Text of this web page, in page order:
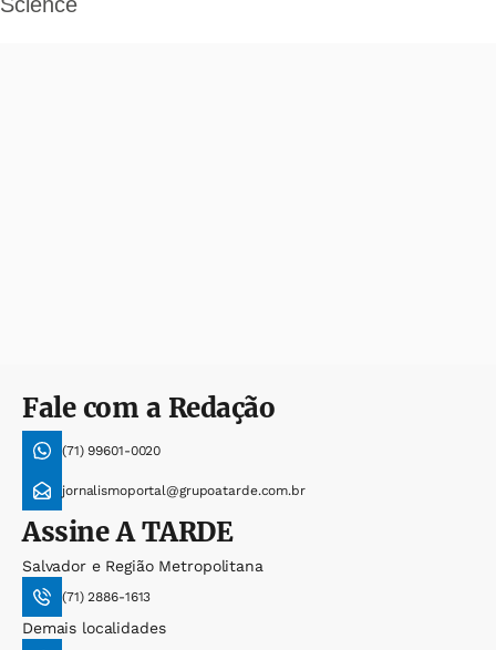
Fale com a Redação
(71) 99601-0020
jornalismoportal@grupoatarde.com.br
AssineA TARDE
Salvador e Região Metropolitana
(71) 2886-1613
Demais localidades